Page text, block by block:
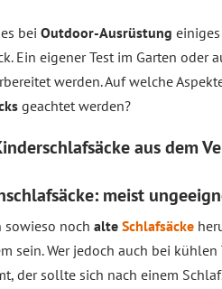
bei Outdoor-Ausrüstung
Ein eigener Test im Garten
werden. Auf welche
geachtet werden?
aus dem
meist
sowieso noch alte Schlafsäcke
sein. Wer jedoch auch bei
der sollte sich nach einem